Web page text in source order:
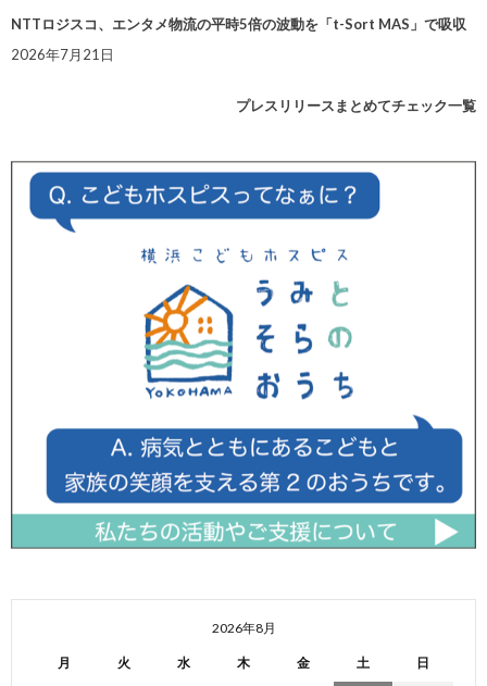
NTTロジスコ、エンタメ物流の平時5倍の波動を「t-Sort MAS」で吸収
2026年7月21日
プレスリリースまとめてチェック一覧
2026年8月
月 火 水 木 金 土 日